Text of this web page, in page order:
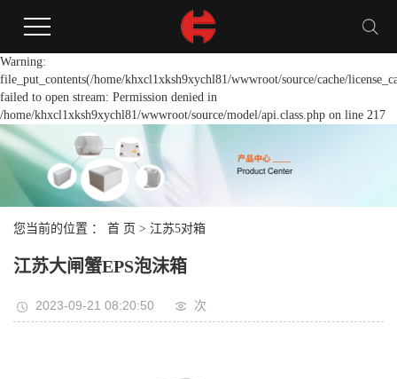
Warning:
file_put_contents(/home/khxcl1xksh9xychl81/wwwroot/source/cache/
failed to open stream: Permission denied in
/home/khxcl1xksh9xychl81/wwwroot/source/model/api.class.php on line 217
您当前的位置 ： 首 页 > 江苏5对箱
江苏大闸蟹EPS泡沫箱
2023-09-21 08:20:50 次